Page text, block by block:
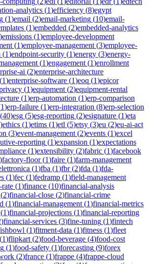
analytics (1)efficiency (8)egypt
(1)email (2)email-marketing (10)email-
(1)embedded (2)embedded-analytics
)emissions (1)employee-development
(1)employee-management (3)employee-
(1)endpoint-security (1)energy (3)energy-
(1)engagement (1)enrollment
ai (2)enterprise-architecture
(1)enterprise-software (1)eoq (1)epicor
(1)equipment (2)equipment-rental
(1)erp-automation (1)erp-comparison
1)erp-failure (1)erp-integration (8)erp-selection
(40)esg (5)esg-reporting (2)esignature (1)eta
)ethics (1)etims (1)etl (5)etsy (3)eu (2)eu-ai-act
(3)event-management (2)events (1)excel
reporting (1)expansion (1)expectations
(1)extensibility (2)fabric (1)facebook
)factory-floor(1)faire (1)farm-management
(1)fba (1)fbr(2)fda (1)fda-
(1)fec (1)fedramp (1)field-management
(1)finance (10)financial-analysis
(2)financial-close (2)financial-crime
(1)financial-management (1)financial-metrics
(1)financial-projections (1)financial-reporting
)financial-services (3)fine-tuning (1)fintech
(1)fitment-data (1)fitness (1)fleet
(1)flipkart (2)food-beverage (4)food-cost
(1)food-safety (1)forecasting (9)forex
(2)france (1)frappe (4)frappe-cloud